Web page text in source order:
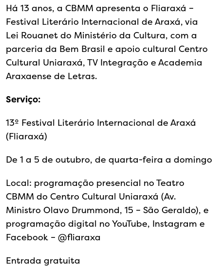
Há 13 anos, a CBMM apresenta o Fliaraxá –
Festival Literário Internacional de Araxá, via
Lei Rouanet do Ministério da Cultura, com a
parceria da Bem Brasil e apoio cultural Centro
Cultural Uniaraxá, TV Integração e Academia
Araxaense de Letras.
Serviço:
13º Festival Literário Internacional de Araxá
(Fliaraxá)
De 1 a 5 de outubro, de quarta-feira a domingo
Local: programação presencial no Teatro
CBMM do Centro Cultural Uniaraxá (Av.
Ministro Olavo Drummond, 15 – São Geraldo), e
programação digital no YouTube, Instagram e
Facebook – @‌fliaraxa
Entrada gratuita